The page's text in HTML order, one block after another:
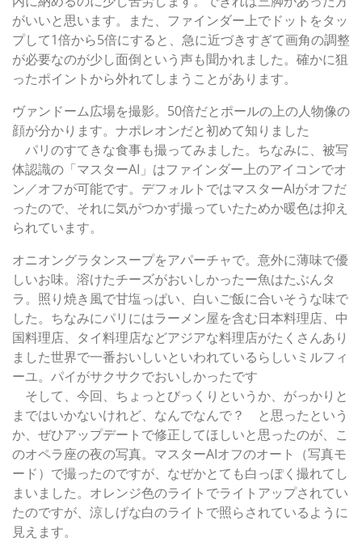
がいいと思います。また、ファインダー上でドットをタッ
プして1倍から5倍にすると、急に近づきすぎて画角の調整
が必要なのが少し面倒という声も聞かれました。確かに狙
ったポイントから外れてしまうことがあります。
ヴァンドーム広場を撮影。50倍だとポールの上の人物像の
顔が分かります。ナポレオンだと初めて知りました
パリのすてきな食事も撮ってみました。ちなみに、被写
体認識の「マスターAI」はファインダー上のアイコンでオ
ン／オフが可能です。デフォルトではマスターAIがオフだ
ったので、それに気がつかず撮っていたためか暖色は抑え
られています。
オニオングラタンスープをアパーチャで。意外に薄味で優
しいお味。溶けたチーズがおいしかったー魚はたぶんタ
ラ。照り焼き風で甘塩っぱい、白いご飯に合いそうな味で
した。ちなみにパリにはラーメン屋を含む日本料理店、中
国料理店、タイ料理店などアジアな料理店がたくさんあり
ました世界で一番おいしいといわれているらしいミルフィ
ーユ。パイがサクサクでおいしかったです
そして、今回、ちょっとびっくりというか、がっかりと
まではいかないけれど、なんでなんで？ と思ったという
か、ぜひアップデートで修正してほしいと思ったのが、こ
のオペラ座の夜の写真。マスターAIオフのオート（写真モ
ード）で撮ったのですが、なぜかとても白っぽく撮れてし
まいました。オレンジ色のライトでライトアップされてい
たのですが、涼しげな白のライトで照らされているように
見えます。